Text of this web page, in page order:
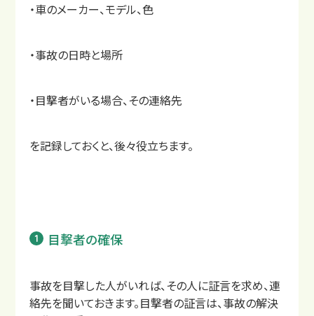
・車のメーカー、モデル、色
・事故の日時と場所
・目撃者がいる場合、その連絡先
を記録しておくと、後々役立ちます。
目撃者の確保
事故を目撃した人がいれば、その人に証言を求め、連
絡先を聞いておきます。目撃者の証言は、事故の解決